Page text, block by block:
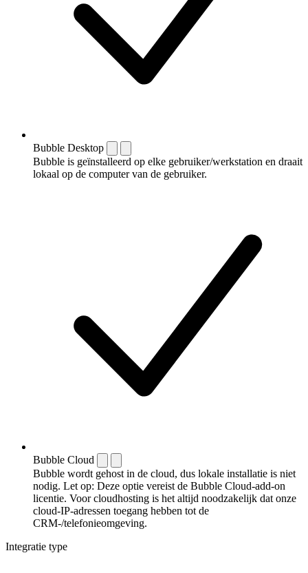
Bubble Desktop
Bubble is geïnstalleerd op elke gebruiker/werkstation en draait
lokaal op de computer van de gebruiker.
Bubble Cloud
Bubble wordt gehost in de cloud, dus lokale installatie is niet
nodig. Let op: Deze optie vereist de Bubble Cloud-add-on
licentie. Voor cloudhosting is het altijd noodzakelijk dat onze
cloud-IP-adressen toegang hebben tot de
CRM-/telefonieomgeving.
Integratie type